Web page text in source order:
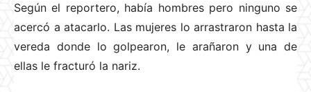
Según el reportero, había hombres pero ninguno se
acercó a atacarlo. Las mujeres lo arrastraron hasta la
vereda donde lo golpearon, le arañaron y una de
ellas le fracturó la nariz.